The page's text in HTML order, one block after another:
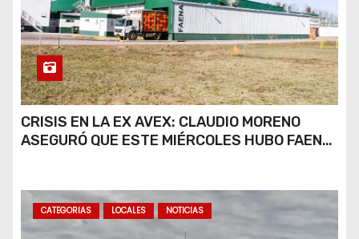
CRISIS EN LA EX AVEX: CLAUDIO MORENO
ASEGURÓ QUE ESTE MIÉRCOLES HUBO FAENA
CATEGORIAS LOCALES NOTICIAS